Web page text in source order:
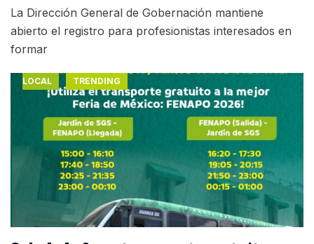
La Dirección General de Gobernación mantiene
abierto el registro para profesionistas interesados en
formar
LOCAL TRENDING